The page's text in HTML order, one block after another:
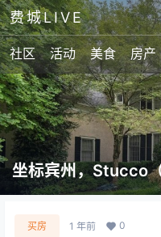
费城LIVE
社区 活动 美食 房产
坐标宾州，Stucco
买房 1 年前 0